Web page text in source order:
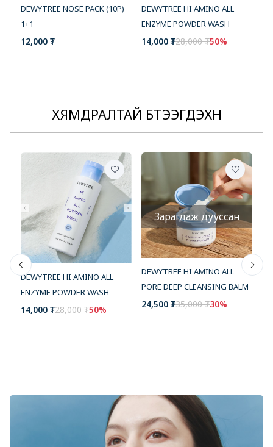
DEWYTREE NOSE PACK (10P)
1+1
12,000 ₮
DEWYTREE HI AMINO ALL
ENZYME POWDER WASH
14,000 ₮28,000 ₮50%
ХЯМДРАЛТАЙ БҮТЭЭГДЭХҮҮН
DEWYTREE HI AMINO ALL
ENZYME POWDER WASH
14,000 ₮28,000 ₮50%
Зарагдаж дууссан
DEWYTREE HI AMINO ALL
PORE DEEP CLEANSING BALM
24,500 ₮35,000 ₮30%